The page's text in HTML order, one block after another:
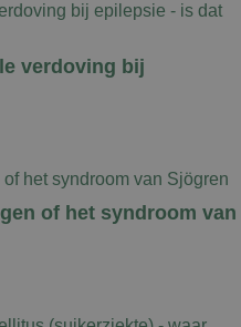
verdoving bij
of het syndroom van